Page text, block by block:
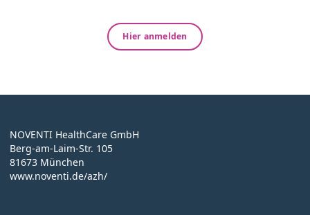
Hier anmelden
NOVENTI HealthCare GmbH
Berg-am-Laim-Str. 105
81673 München
www.noventi.de/azh/